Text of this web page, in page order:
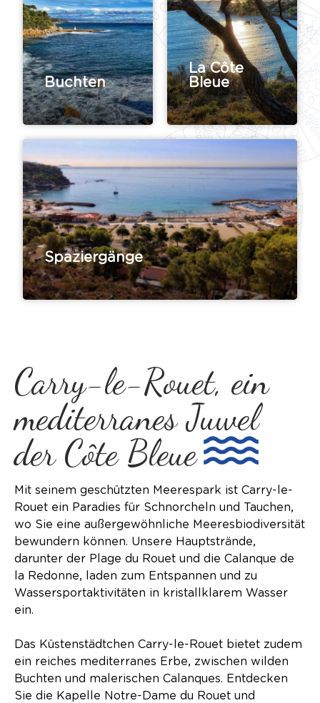
Buchten
La Côte
Bleue
Spaziergänge
Carry-le-Rouet, ein
mediterranes Juwel
der Côte Bleue
Mit seinem geschützten Meerespark ist Carry-le-
Rouet ein Paradies für Schnorcheln und Tauchen,
wo Sie eine außergewöhnliche Meeresbiodiversität
bewundern können. Unsere Hauptstrände,
darunter der Plage du Rouet und die Calanque de
la Redonne, laden zum Entspannen und zu
Wassersportaktivitäten in kristallklarem Wasser
ein.
Das Küstenstädtchen Carry-le-Rouet bietet zudem
ein reiches mediterranes Erbe, zwischen wilden
Buchten und malerischen Calanques. Entdecken
Sie die Kapelle Notre-Dame du Rouet und